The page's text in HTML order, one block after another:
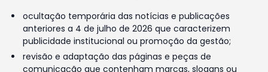
ocultação temporária das notícias e publicações
anteriores a 4 de julho de 2026 que caracterizem
publicidade institucional ou promoção da gestão;
revisão e adaptação das páginas e peças de
comunicação que contenham marcas, slogans ou